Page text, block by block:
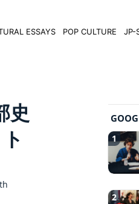
ESSAYS POP CULTURE JP-
史
1
2